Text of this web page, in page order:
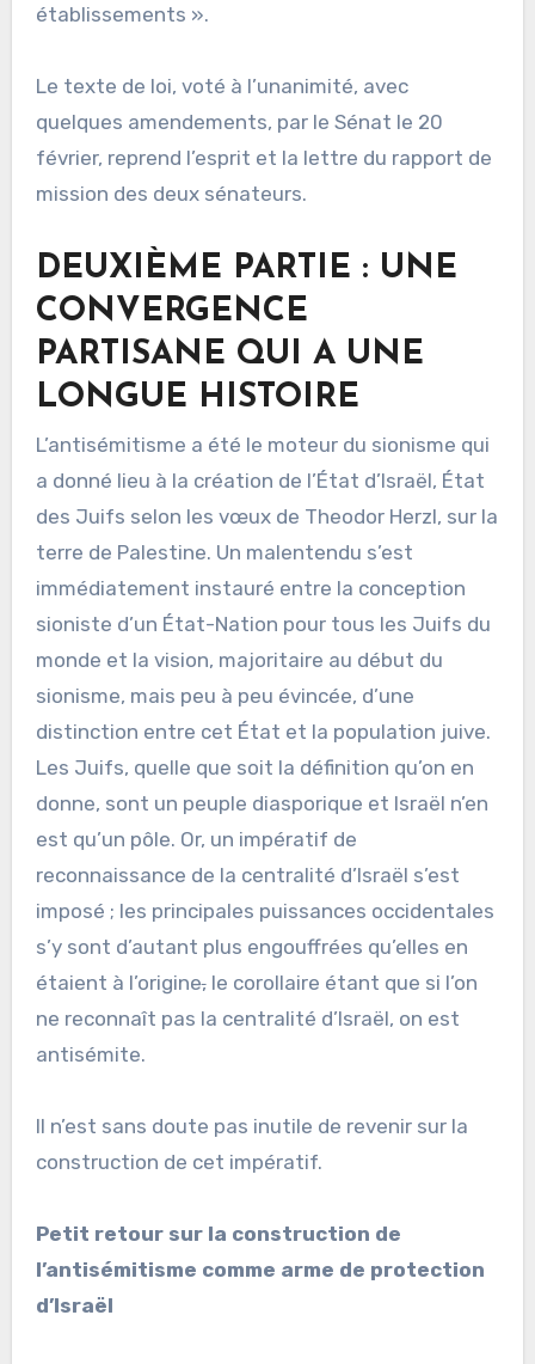
établissements ».
Le texte de loi, voté à l’unanimité, avec
quelques amendements, par le Sénat le 20
février, reprend l’esprit et la lettre du rapport de
mission des deux sénateurs.
DEUXIÈME PARTIE : UNE
CONVERGENCE
PARTISANE QUI A UNE
LONGUE HISTOIRE
L’antisémitisme a été le moteur du sionisme qui
a donné lieu à la création de l’État d’Israël, État
des Juifs selon les vœux de Theodor Herzl, sur la
terre de Palestine. Un malentendu s’est
immédiatement instauré entre la conception
sioniste d’un État-Nation pour tous les Juifs du
monde et la vision, majoritaire au début du
sionisme, mais peu à peu évincée, d’une
distinction entre cet État et la population juive.
Les Juifs, quelle que soit la définition qu’on en
donne, sont un peuple diasporique et Israël n’en
est qu’un pôle. Or, un impératif de
reconnaissance de la centralité d’Israël s’est
imposé ; les principales puissances occidentales
s’y sont d’autant plus engouffrées qu’elles en
étaient à l’origine,le corollaire étant que si l’on
ne reconnaît pas la centralité d’Israël, on est
antisémite.
Il n’est sans doute pas inutile de revenir sur la
construction de cet impératif.
Petit retour sur la construction de
l’antisémitisme comme arme de protection
d’Israël